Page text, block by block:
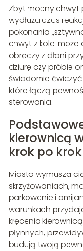
Zbyt mocny chwyt
wydłuża czas
pokonania
chwyt z kolei
obręczy z dłoni
dziurę czy próbie
świadomie ćwiczyć
które łączą
sterowania.
kierownicą
krok po
Miasto wymusza
skrzyżowaniach,
parkowanie i
warunkach
kręcenia
płynnych,
budują twoją